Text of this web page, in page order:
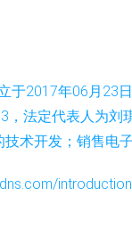
于2017年06月23
法定代表人为刘
术开发；销售电